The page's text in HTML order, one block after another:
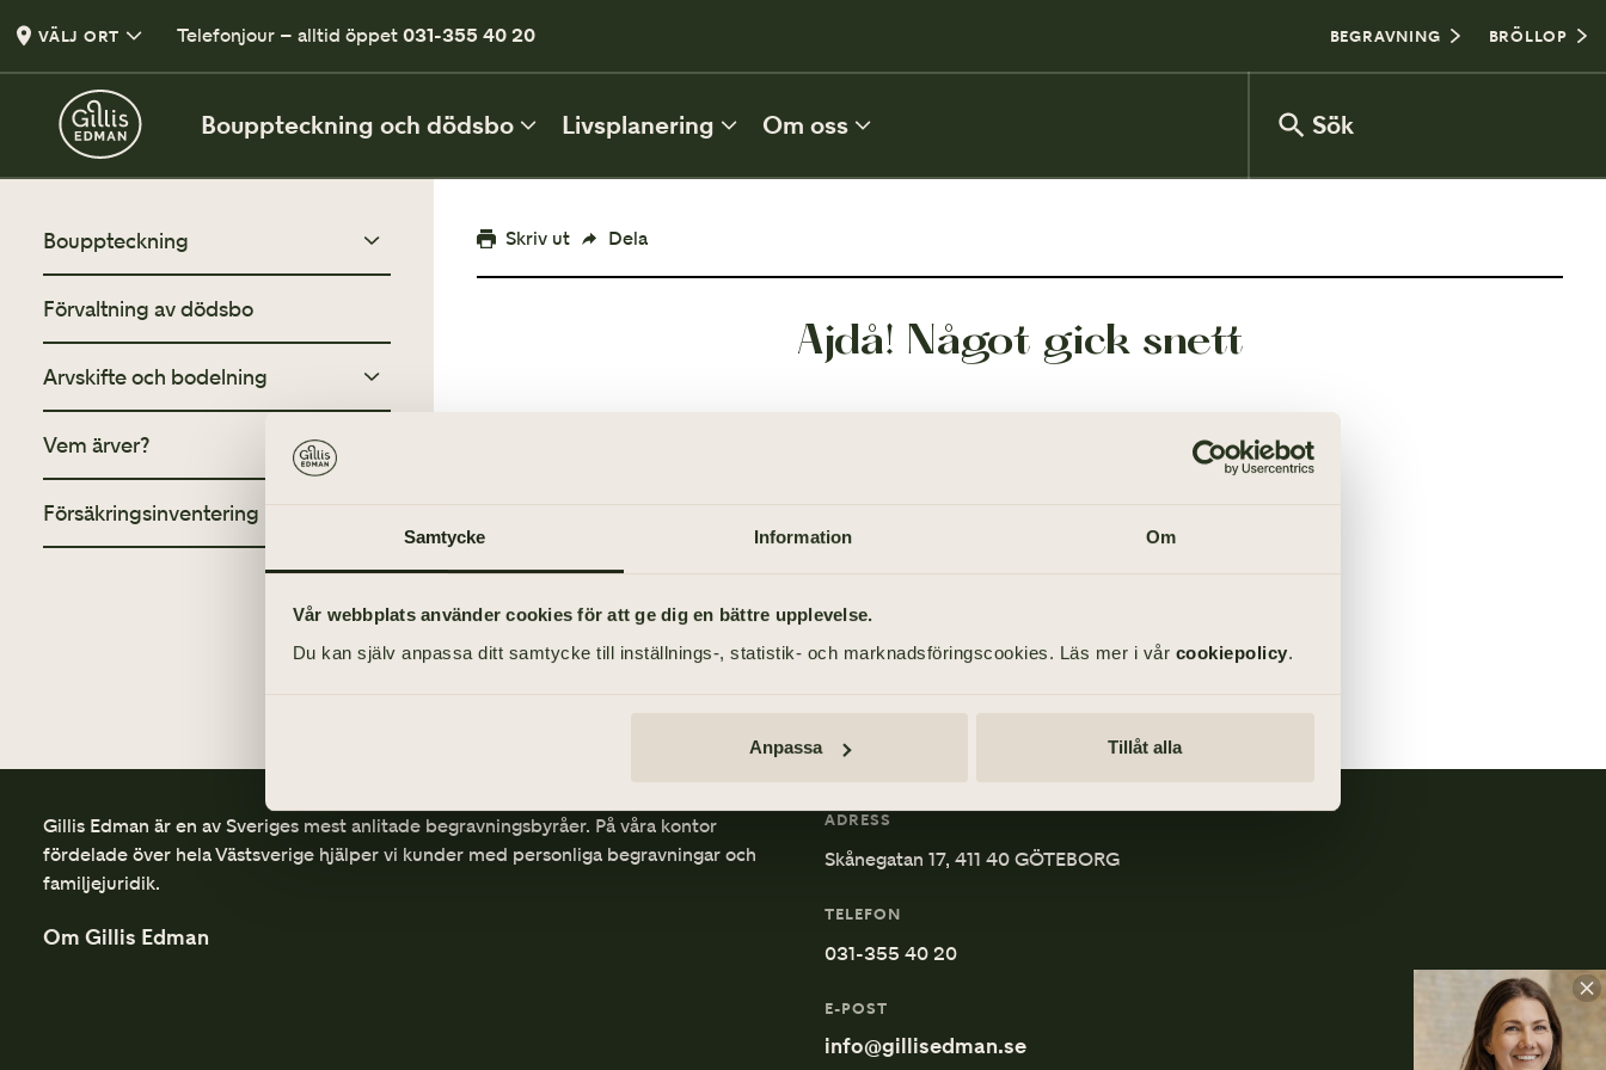
Samtycke Information Om
Vår webbplats använder cookies för att ge dig en bättre upplevelse.
Du kan själv anpassa ditt samtycke till inställnings-, statistik- och marknadsföringscookies. Läs mer i vår cookiepolicy.
Anpassa Tillåt alla
VÄLJ ORT Telefonjour – alltid öppet031-355 40 20 BEGRAVNING BRÖLLOP
Bouppteckning och dödsbo Livsplanering Om oss Sök
VÅRA TJÄNSTER
Bouppteckning
Arvskifte och bodelning
Avtal om hur arvet fördelas
MER INFORMATION
Vanliga frågor om arv
Bouppteckning
Vad är en bouppteckning?
Så går en bouppteckning till
Vanliga frågor om bouppteckning
Förvaltning av dödsbo
Arvskifte och bodelning
Vad är en bodelning?
Vanliga frågor om bodelning och
Vem ärver?
Vanliga frågor om arv
Försäkringsinventering
Skriv ut Dela
Ajdå! Något gick snett
Gillis Edman är en av Sveriges mest anlitade begravningsbyråer. På våra kontor
fördelade över hela Västsverige hjälper vi kunder med personliga begravningar och
familjejuridik.
Om Gillis Edman
ADRESS
Skånegatan 17, 411 40 GÖTEBORG
TELEFON
031-355 40 20
E-POST
info@gillisedman.se